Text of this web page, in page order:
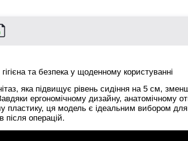
та безпека у щоденному користуванні
яка підвищує рівень сидіння на 5 см,
ергономічному дизайну, анатомічному
пластику, ця модель є ідеальним вибором
після операцій.